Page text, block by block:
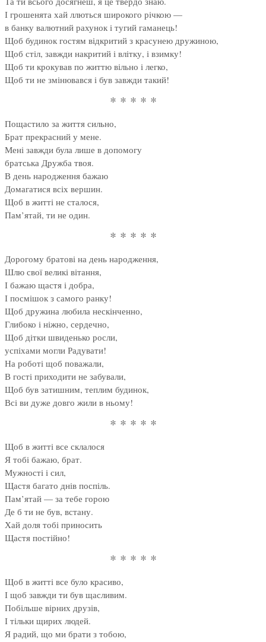
І грошенята хай ллються широкого річкою —
в банку валютний рахунок і тугий гаманець!
Щоб будинок гостям відкритий з красунею дружиною,
Щоб стіл, завжди накритий і влітку, і взимку!
Щоб ти крокував по життю вільно і легко,
Щоб ти не змінювався і був завжди такий!
* * * * *
Пощастило за життя сильно,
Брат прекрасний у мене.
Мені завжди була лише в допомогу
братська Дружба твоя.
В день народження бажаю
Домагатися всіх вершин.
Щоб в житті не сталося,
Пам’ятай, ти не один.
* * * * *
Дорогому братові на день народження,
Шлю свої великі вітання,
І бажаю щастя і добра,
І посмішок з самого ранку!
Щоб дружина любила нескінченно,
Глибоко і ніжно, сердечно,
Щоб дітки швиденько росли,
успіхами могли Радувати!
На роботі щоб поважали,
В гості приходити не забували,
Щоб був затишним, теплим будинок,
Всі ви дуже довго жили в ньому!
* * * * *
Щоб в житті все склалося
Я тобі бажаю, брат.
Мужності і сил,
Щастя багато днів поспіль.
Пам’ятай — за тебе горою
Де б ти не був, встану.
Хай доля тобі приносить
Щастя постійно!
* * * * *
Щоб в житті все було красиво,
І щоб завжди ти був щасливим.
Побільше вірних друзів,
І тільки щирих людей.
Я радий, що ми брати з тобою,